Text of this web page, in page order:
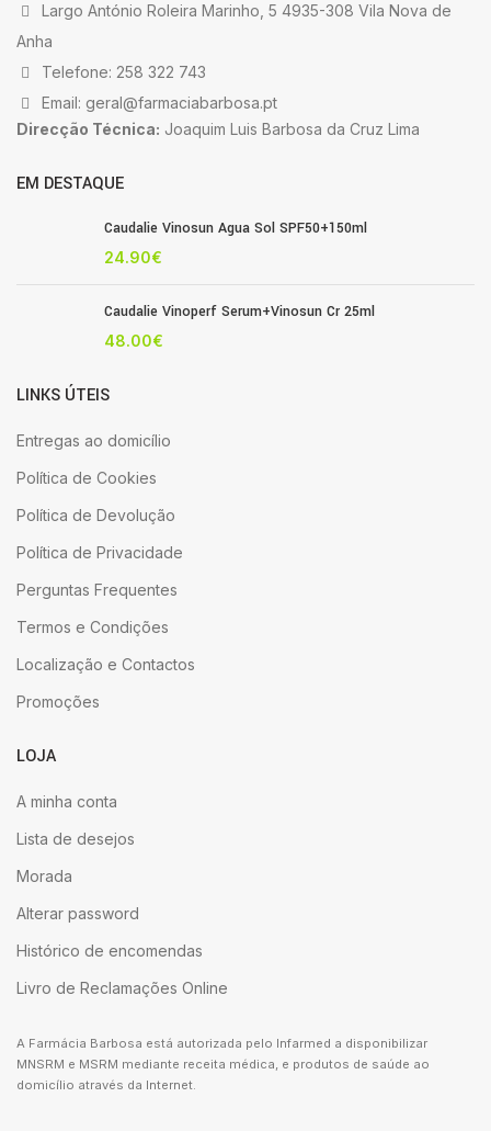
Largo António Roleira Marinho, 5 4935-308 Vila Nova de
Anha
Telefone: 258 322 743
Email: geral@farmaciabarbosa.pt
Direcção Técnica: Joaquim Luis Barbosa da Cruz Lima
EM DESTAQUE
Caudalie Vinosun Agua Sol SPF50+150ml
24.90€
Caudalie Vinoperf Serum+Vinosun Cr 25ml
48.00€
LINKS ÚTEIS
Entregas ao domicílio
Política de Cookies
Política de Devolução
Política de Privacidade
Perguntas Frequentes
Termos e Condições
Localização e Contactos
Promoções
LOJA
A minha conta
Lista de desejos
Morada
Alterar password
Histórico de encomendas
Livro de Reclamações Online
A Farmácia Barbosa está autorizada pelo Infarmed a disponibilizar
MNSRM e MSRM mediante receita médica, e produtos de saúde ao
domicílio através da Internet.